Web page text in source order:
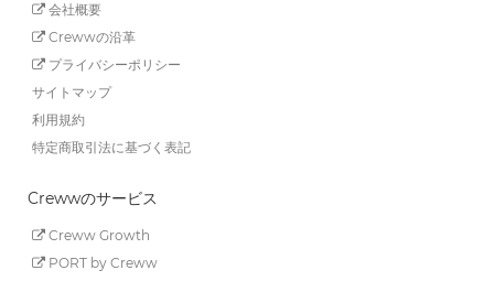
会社概要
Crewwの沿革
プライバシーポリシー
サイトマップ
利用規約
特定商取引法に基づく表記
Crewwのサービス
Creww Growth
PORT by Creww